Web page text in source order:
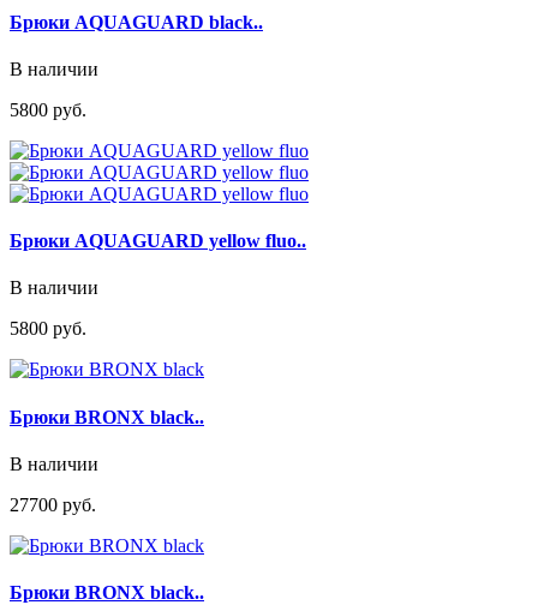
Брюки AQUAGUARD black..
В наличии
5800 руб.
Брюки AQUAGUARD yellow fluo..
В наличии
5800 руб.
Брюки BRONX black..
В наличии
27700 руб.
Брюки BRONX black..